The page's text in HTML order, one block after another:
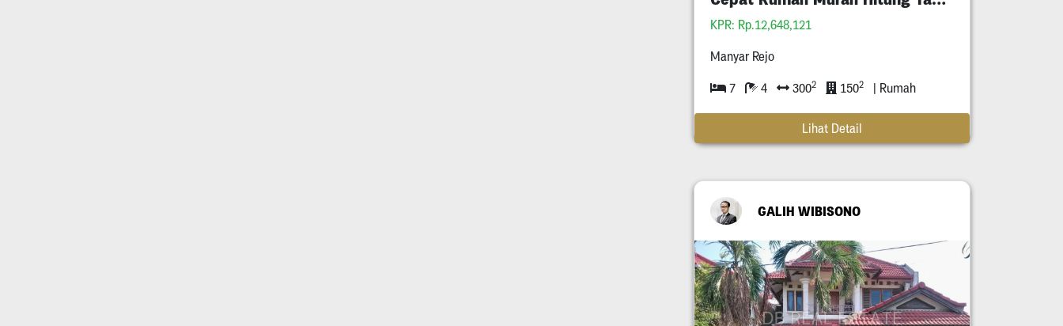
KPR: Rp.12,648,121
Manyar Rejo
7 4 3002 1502 | Rumah
Lihat Detail
GALIH WIBISONO